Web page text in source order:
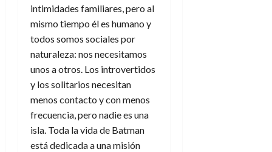
intimidades familiares, pero al
mismo tiempo él es humano y
todos somos sociales por
naturaleza: nos necesitamos
unos a otros. Los introvertidos
y los solitarios necesitan
menos contacto y con menos
frecuencia, pero nadie es una
isla. Toda la vida de Batman
está dedicada a una misión